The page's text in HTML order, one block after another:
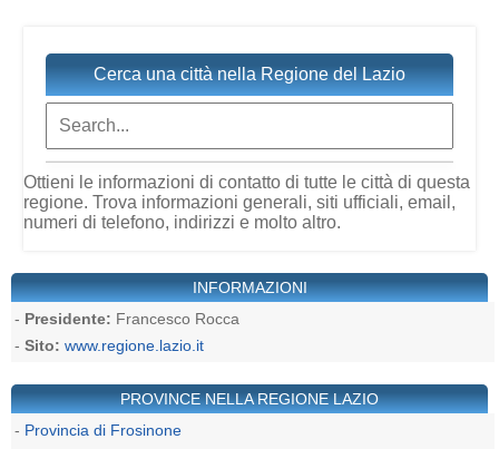
Cerca una città nella Regione del Lazio
Ottieni le informazioni di contatto di tutte le città di questa
regione. Trova informazioni generali, siti ufficiali, email,
numeri di telefono, indirizzi e molto altro.
INFORMAZIONI
- Presidente: Francesco Rocca
- Sito: www.regione.lazio.it
PROVINCE NELLA REGIONE LAZIO
- Provincia di Frosinone